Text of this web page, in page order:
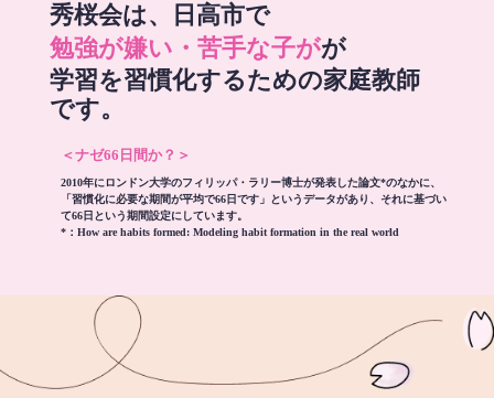
秀桜会は、日高市で
勉強が嫌い・苦手な子がが
学習を習慣化するための家庭教師
です。
＜ナゼ66日間か？＞
2010年にロンドン大学のフィリッパ・ラリー博士が発表した論文*のなかに、
「習慣化に必要な期間が平均で66日です」というデータがあり、それに基づい
て66日という期間設定にしています。
*： How are habits formed: Modeling habit formation in the real world